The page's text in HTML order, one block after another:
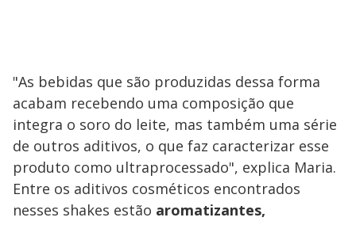
"As bebidas que são produzidas dessa forma
acabam recebendo uma composição que
integra o soro do leite, mas também uma série
de outros aditivos, o que faz caracterizar esse
produto como ultraprocessado", explica Maria.
Entre os aditivos cosméticos encontrados
nesses shakes estão aromatizantes,